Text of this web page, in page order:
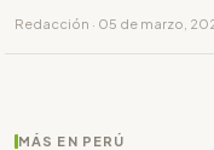
Redacción · 05 de marzo,
MÁS EN PERÚ